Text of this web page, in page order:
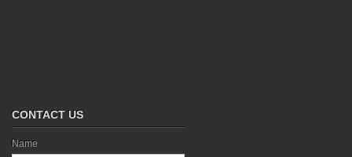
CONTACT US
Name